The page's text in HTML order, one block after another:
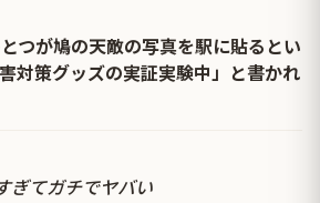
つが鳩の天敵の写真を駅に貼るとい
対策グッズの実証実験中」と書かれ
てガチでヤバい